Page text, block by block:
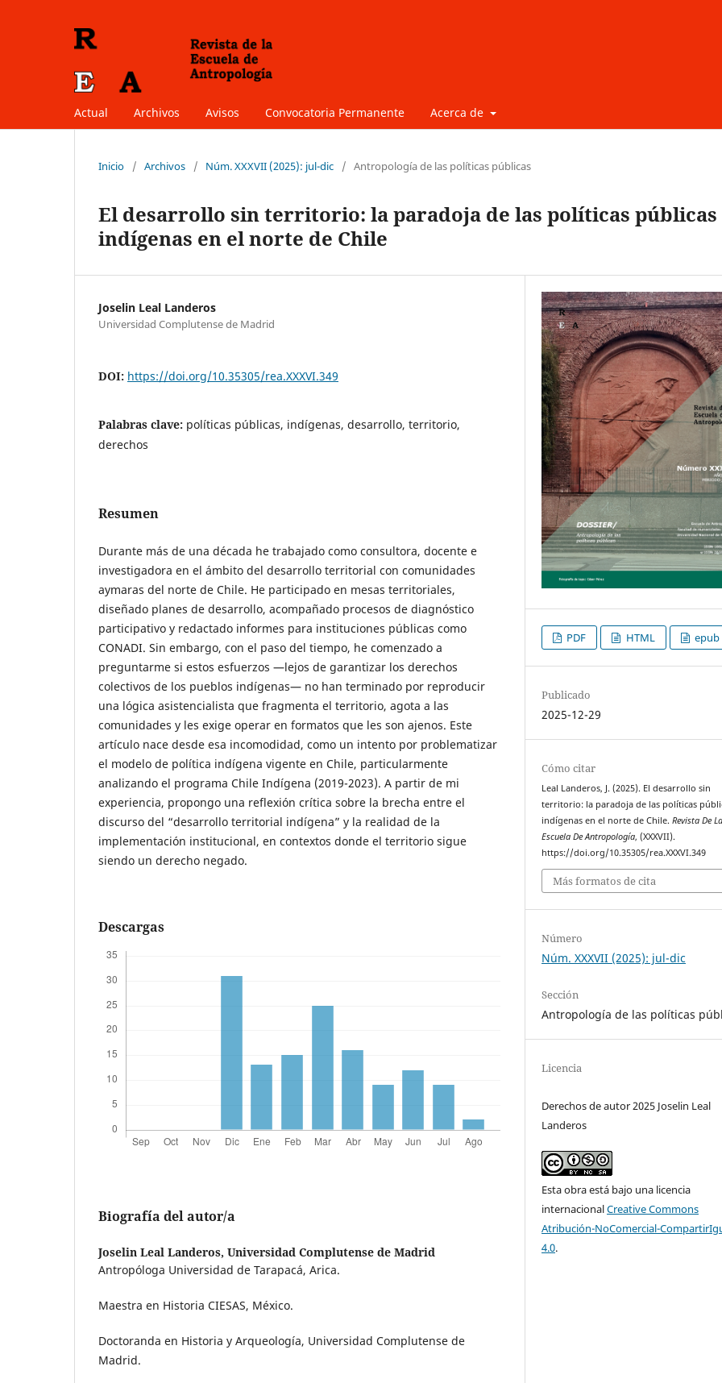
Actual Archivos Avisos Convocatoria Permanente Acerca de
Inicio / Archivos / Núm. XXXVII (2025): jul-dic / Antropología de las políticas públicas
El desarrollo sin territorio: la paradoja de las políticas públicas
indígenas en el norte de Chile
Joselin Leal Landeros
Universidad Complutense de Madrid
DOI: https://doi.org/10.35305/rea.XXXVI.349
Palabras clave: políticas públicas, indígenas, desarrollo, territorio,
derechos
Resumen
Durante más de una década he trabajado como consultora, docente e
investigadora en el ámbito del desarrollo territorial con comunidades
aymaras del norte de Chile. He participado en mesas territoriales,
diseñado planes de desarrollo, acompañado procesos de diagnóstico
participativo y redactado informes para instituciones públicas como
CONADI. Sin embargo, con el paso del tiempo, he comenzado a
preguntarme si estos esfuerzos —lejos de garantizar los derechos
colectivos de los pueblos indígenas— no han terminado por reproducir
una lógica asistencialista que fragmenta el territorio, agota a las
comunidades y les exige operar en formatos que les son ajenos. Este
artículo nace desde esa incomodidad, como un intento por problematizar
el modelo de política indígena vigente en Chile, particularmente
analizando el programa Chile Indígena (2019-2023). A partir de mi
experiencia, propongo una reflexión crítica sobre la brecha entre el
discurso del “desarrollo territorial indígena” y la realidad de la
implementación institucional, en contextos donde el territorio sigue
siendo un derecho negado.
Descargas
Biografía del autor/a
Joselin Leal Landeros, Universidad Complutense de Madrid
Antropóloga Universidad de Tarapacá, Arica.
Maestra en Historia CIESAS, México.
Doctoranda en Historia y Arqueología, Universidad Complutense de
Madrid.
PDF HTML epub
Publicado
2025-12-29
Cómo citar
Leal Landeros, J. (2025). El desarrollo sin
territorio: la paradoja de las políticas
indígenas en el norte de Chile.Revista De
Escuela De Antropología, (XXXVII).
https://doi.org/10.35305/rea.XXXVI.349
Más formatos de cita
Número
Núm. XXXVII (2025): jul-dic
Sección
Antropología de las políticas
Licencia
Derechos de autor 2025 Joselin Leal
Landeros
Esta obra está bajo una licencia
internacionalCreative Commons
Atribución-NoComercial-
4.0.